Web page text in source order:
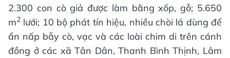
2.300 con cò giả được làm bằng xốp, gỗ; 5.650
m2 lưới; 10 bộ phát tín hiệu, nhiều chòi lá dùng để
ẩn nấp bẫy cò, vạc và các loài chim di trên cánh
đồng ở các xã Tân Dân, Thanh Bình Thịnh, Lâm